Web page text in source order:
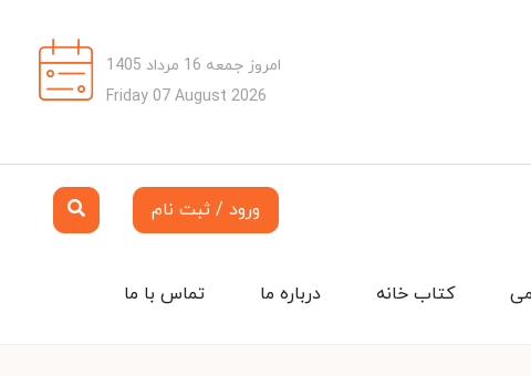
امروز جمعه 16 مرداد 1405
Friday 07 August 2026
ورود / ثبت نام
تماس با ما درباره ما کتاب خانه